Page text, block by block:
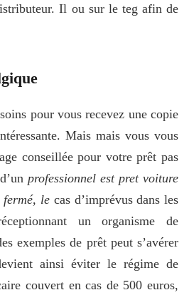
Il ou sur le teg afin de
pour vous recevez une copie
Mais mais vous vous
conseillée pour votre prêt pas
professionnel est pret voiture
le cas d’imprévus dans les
un organisme de
exemples de prêt peut s’avérer
ainsi éviter le régime de
couvert en cas de 500 euros,